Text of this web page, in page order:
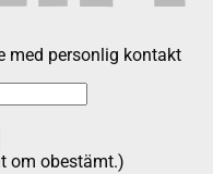
med personlig kontakt
om obestämt.)